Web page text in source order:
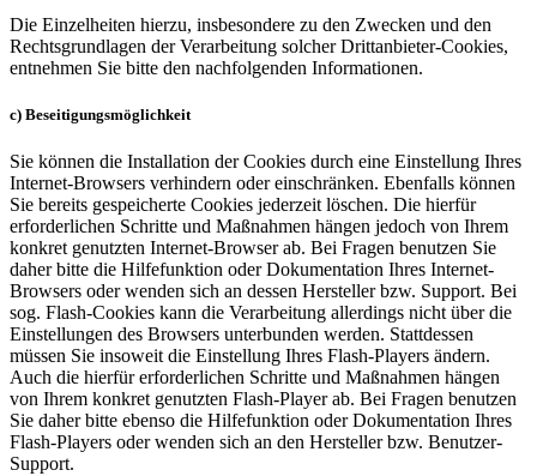
Die Einzelheiten hierzu, insbesondere zu den Zwecken und den
Rechtsgrundlagen der Verarbeitung solcher Drittanbieter-Cookies,
entnehmen Sie bitte den nachfolgenden Informationen.
c) Beseitigungsmöglichkeit
Sie können die Installation der Cookies durch eine Einstellung Ihres
Internet-Browsers verhindern oder einschränken. Ebenfalls können
Sie bereits gespeicherte Cookies jederzeit löschen. Die hierfür
erforderlichen Schritte und Maßnahmen hängen jedoch von Ihrem
konkret genutzten Internet-Browser ab. Bei Fragen benutzen Sie
daher bitte die Hilfefunktion oder Dokumentation Ihres Internet-
Browsers oder wenden sich an dessen Hersteller bzw. Support. Bei
sog. Flash-Cookies kann die Verarbeitung allerdings nicht über die
Einstellungen des Browsers unterbunden werden. Stattdessen
müssen Sie insoweit die Einstellung Ihres Flash-Players ändern.
Auch die hierfür erforderlichen Schritte und Maßnahmen hängen
von Ihrem konkret genutzten Flash-Player ab. Bei Fragen benutzen
Sie daher bitte ebenso die Hilfefunktion oder Dokumentation Ihres
Flash-Players oder wenden sich an den Hersteller bzw. Benutzer-
Support.